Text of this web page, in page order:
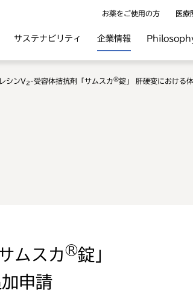
お薬をご使用の方 医療
サステナビリティ 企業情報
シンV2 -受容体拮抗剤「サムスカ®錠」 肝硬変における
ムスカ®錠」
申請